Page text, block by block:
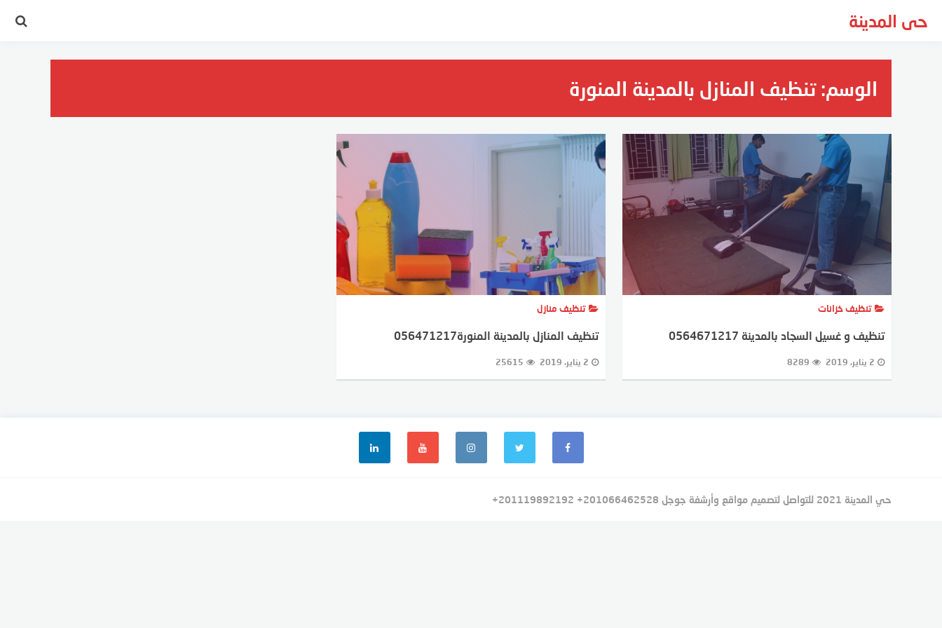
حى المدينة
الوسم:تنظيف المنازل بالمدينة المنورة
تنظيف خزانات
تنظيف و غسيل السجاد بالمدينة 0564671217
2 يناير، 2019 8289
تنظيف منازل
تنظيف المنازل بالمدينة المنورة056471217
2 يناير، 2019 25615
حي المدينة 2021 للتواصل لتصميم مواقع وأرشفة جوجل 201066462528+ 201119892192+